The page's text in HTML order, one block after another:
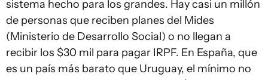
sistema hecho para los grandes. Hay casi un millón
de personas que reciben planes del Mides
(Ministerio de Desarrollo Social) o no llegan a
recibir los $30 mil para pagar IRPF. En España, que
es un país más barato que Uruguay, el mínimo no